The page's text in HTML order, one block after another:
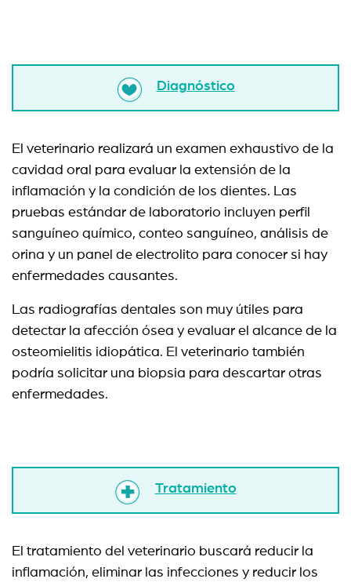
Diagnóstico
El veterinario realizará un examen exhaustivo de la
cavidad oral para evaluar la extensión de la
inflamación y la condición de los dientes. Las
pruebas estándar de laboratorio incluyen perfil
sanguíneo químico, conteo sanguíneo, análisis de
orina y un panel de electrolito para conocer si hay
enfermedades causantes.
Las radiografías dentales son muy útiles para
detectar la afección ósea y evaluar el alcance de la
osteomielitis idiopática. El veterinario también
podría solicitar una biopsia para descartar otras
enfermedades.
Tratamiento
El tratamiento del veterinario buscará reducir la
inflamación, eliminar las infecciones y reducir los